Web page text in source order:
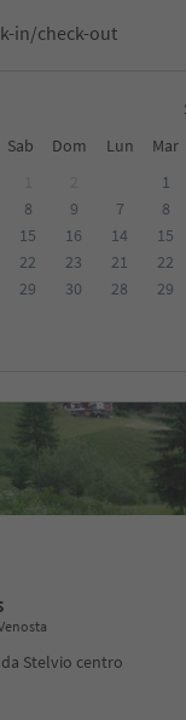
in/check-out
Sab Dom Lun Mar
8
9
15
16
22
23
29
30
1
7
8
14
15
21
22
28
29
Alloggi
da Stelvio centro